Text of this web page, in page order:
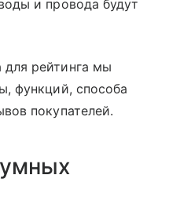
и провода будут
для рейтинга мы
функций, способа
покупателей.